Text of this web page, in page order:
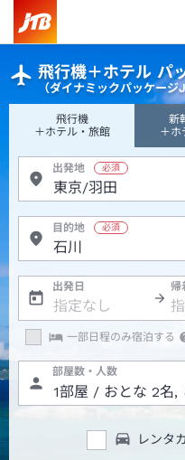
飛行機＋ホテル パ
（ダイナミックパッケー
飛行機
＋ホテル・旅館
新
＋ホ
出発地
目的地
出発日 帰
一部日程のみ宿泊する
部屋数・人数
レンタ